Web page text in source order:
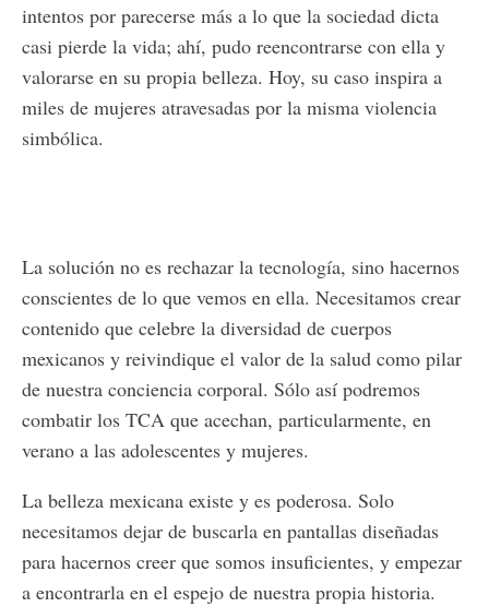
intentos por parecerse más a lo que la sociedad dicta
casi pierde la vida; ahí, pudo reencontrarse con ella y
valorarse en su propia belleza. Hoy, su caso inspira a
miles de mujeres atravesadas por la misma violencia
simbólica.
La solución no es rechazar la tecnología, sino hacernos
conscientes de lo que vemos en ella. Necesitamos crear
contenido que celebre la diversidad de cuerpos
mexicanos y reivindique el valor de la salud como pilar
de nuestra conciencia corporal. Sólo así podremos
combatir los TCA que acechan, particularmente, en
verano a las adolescentes y mujeres.
La belleza mexicana existe y es poderosa. Solo
necesitamos dejar de buscarla en pantallas diseñadas
para hacernos creer que somos insuficientes, y empezar
a encontrarla en el espejo de nuestra propia historia.